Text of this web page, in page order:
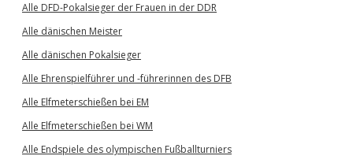
Alle DFD-Pokalsieger der Frauen in der DDR
Alle dänischen Meister
Alle dänischen Pokalsieger
Alle Ehrenspielführer und -führerinnen des DFB
Alle Elfmeterschießen bei EM
Alle Elfmeterschießen bei WM
Alle Endspiele des olympischen Fußballturniers